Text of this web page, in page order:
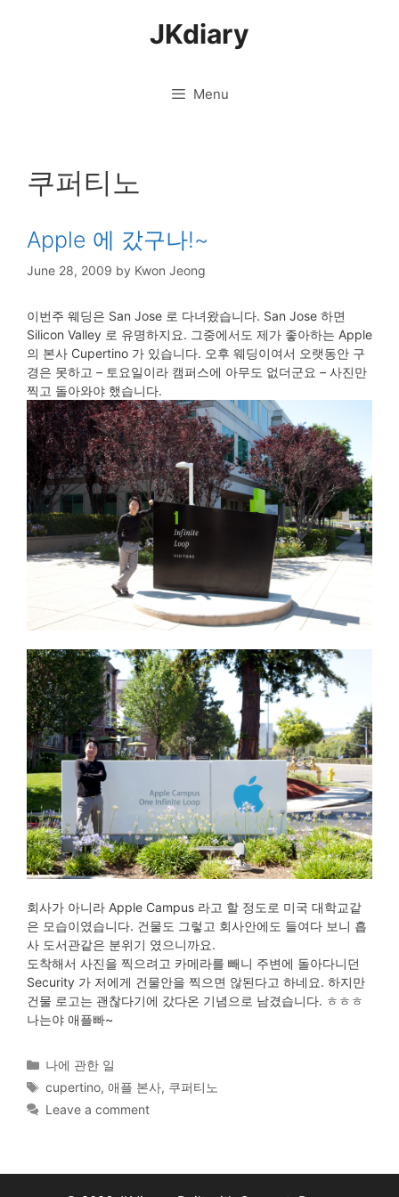
JKdiary
Menu
쿠퍼티노
Apple 에 갔구나!~
June 28, 2009 by Kwon Jeong
이번주 웨딩은 San Jose 로 다녀왔습니다. San Jose 하면
Silicon Valley 로 유명하지요. 그중에서도 제가 좋아하는 Apple
의 본사 Cupertino 가 있습니다. 오후 웨딩이여서 오랫동안 구
경은 못하고 – 토요일이라 캠퍼스에 아무도 없더군요 – 사진만
찍고 돌아와야 했습니다.
회사가 아니라 Apple Campus 라고 할 정도로 미국 대학교같
은 모습이였습니다. 건물도 그렇고 회사안에도 들여다 보니 흡
사 도서관같은 분위기 였으니까요.
도착해서 사진을 찍으려고 카메라를 빼니 주변에 돌아다니던
Security 가 저에게 건물안을 찍으면 않된다고 하네요. 하지만
건물 로고는 괜찮다기에 갔다온 기념으로 남겼습니다. ㅎㅎㅎ
나는야 애플빠~
Categories
나에 관한 일
Tags
cupertino,애플 본사, 쿠퍼티노
Leave a comment